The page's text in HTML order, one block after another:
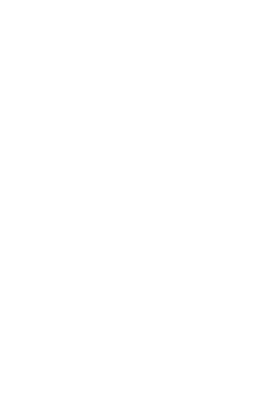
Künstler*innen,
Anteil an
Kunstwerke
bald zu
und gerechten
der sich die
hat. 1999 wurde
in deutschen